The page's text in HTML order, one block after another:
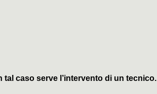
caso serve l’intervento di un tecnico.